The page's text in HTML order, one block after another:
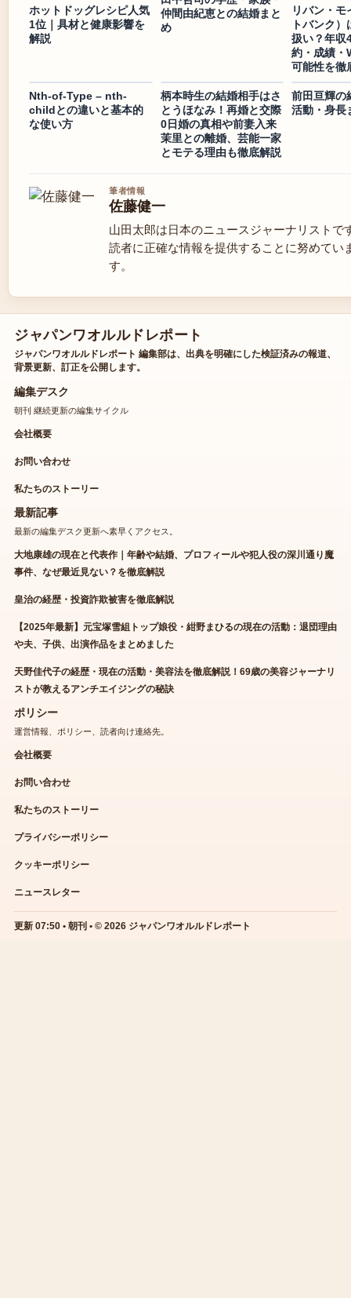
ホットドッグレシピ人気
1位｜具材と健康影響を
解説
仲間由紀恵との結婚まと
め
リバン・モ
トバンク
扱い？年収
約・成績・
可能性を徹
Nth-of-Type – nth-
childとの違いと基本的
な使い方
柄本時生の結婚相手はさ
とうほなみ！再婚と交際
0日婚の真相や前妻入来
茉里との離婚、芸能一家
とモテる理由も徹底解説
前田亘輝の
活動・身長
筆者情報
佐藤健一
山田太郎は日本のニュースジャーナリスト
読者に正確な情報を提供することに努めてい
す。
ジャパンワオルルドレポート
ジャパンワオルルドレポート 編集部は、出典を明確にした検証済みの報道、
背景更新、訂正を公開します。
編集デスク
朝刊 継続更新の編集サイクル
会社概要
お問い合わせ
私たちのストーリー
最新記事
最新の編集デスク更新へ素早くアクセス。
大地康雄の現在と代表作｜年齢や結婚、プロフィールや犯人役の深川通り魔
事件、なぜ最近見ない？を徹底解説
皇治の経歴・投資詐欺被害を徹底解説
【2025年最新】元宝塚雪組トップ娘役・紺野まひるの現在の活動：退団理由
や夫、子供、出演作品をまとめました
天野佳代子の経歴・現在の活動・美容法を徹底解説！69歳の美容ジャーナリ
ストが教えるアンチエイジングの秘訣
ポリシー
運営情報、ポリシー、読者向け連絡先。
会社概要
お問い合わせ
私たちのストーリー
プライバシーポリシー
クッキーポリシー
ニュースレター
更新 07:50 • 朝刊 • © 2026 ジャパンワオルルドレポート